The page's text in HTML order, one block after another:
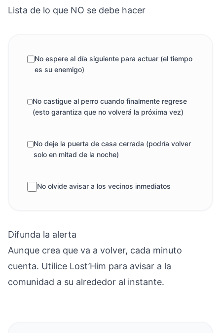
Lista de lo que NO se debe hacer
No espere al día siguiente para actuar (el tiempo
es su enemigo)
No castigue al perro cuando finalmente regrese
(esto garantiza que no volverá la próxima vez)
No deje la puerta de casa cerrada (podría volver
solo en mitad de la noche)
No olvide avisar a los vecinos inmediatos
Difunda la alerta
Aunque crea que va a volver, cada minuto
cuenta. Utilice Lost’Him para avisar a la
comunidad a su alrededor al instante.